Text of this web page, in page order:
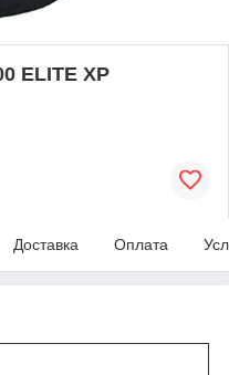
ELITE XP
Доставка Оплата